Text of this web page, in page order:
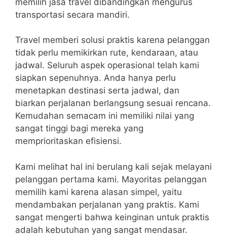
transportasi secara mandiri.
Travel memberi solusi praktis karena pelanggan
tidak perlu memikirkan rute, kendaraan, atau
jadwal. Seluruh aspek operasional telah kami
siapkan sepenuhnya. Anda hanya perlu
menetapkan destinasi serta jadwal, dan
biarkan perjalanan berlangsung sesuai rencana.
Kemudahan semacam ini memiliki nilai yang
sangat tinggi bagi mereka yang
memprioritaskan efisiensi.
Kami melihat hal ini berulang kali sejak melayani
pelanggan pertama kami. Mayoritas pelanggan
memilih kami karena alasan simpel, yaitu
mendambakan perjalanan yang praktis. Kami
sangat mengerti bahwa keinginan untuk praktis
adalah kebutuhan yang sangat mendasar.